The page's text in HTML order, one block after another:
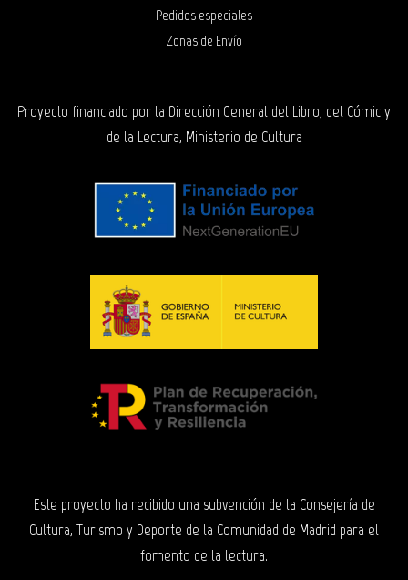
Pedidos especiales
Zonas de Envío
Proyecto financiado por la Dirección General del Libro, del Cómic y
de la Lectura, Ministerio de Cultura
Este proyecto ha recibido una subvención de la Consejería de
Cultura, Turismo y Deporte de la Comunidad de Madrid para el
fomento de la lectura.